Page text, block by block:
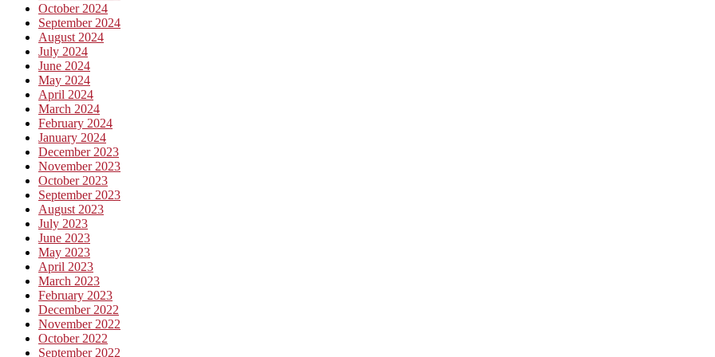
October 2024
September 2024
August 2024
July 2024
June 2024
May 2024
April 2024
March 2024
February 2024
January 2024
December 2023
November 2023
October 2023
September 2023
August 2023
July 2023
June 2023
May 2023
April 2023
March 2023
February 2023
December 2022
November 2022
October 2022
September 2022